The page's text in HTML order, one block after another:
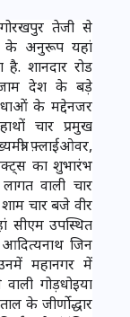
तेजी से
के अनुरूप यहां
है. शानदार रोड
देश के बड़े
के मद्देनजर
चार प्रमुख
फ़्लाईओवर,
का शुभारंभ
वाली चार
चार बजे वीर
सीएम उपस्थित
जिन
महानगर में
गोड़धोइया
के जीर्णोद्धार